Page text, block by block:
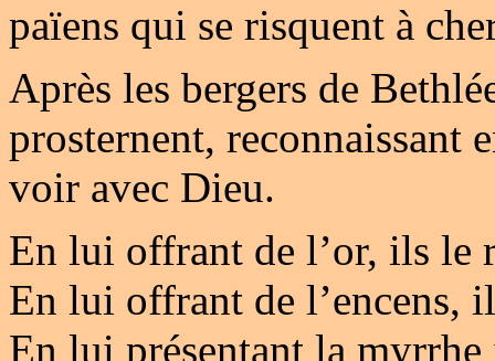
païens qui se risquent à
Après les bergers de
prosternent, reconnaissant
voir avec Dieu.
En lui offrant de l’or, ils le
En lui offrant de l’encens,
En lui présentant la